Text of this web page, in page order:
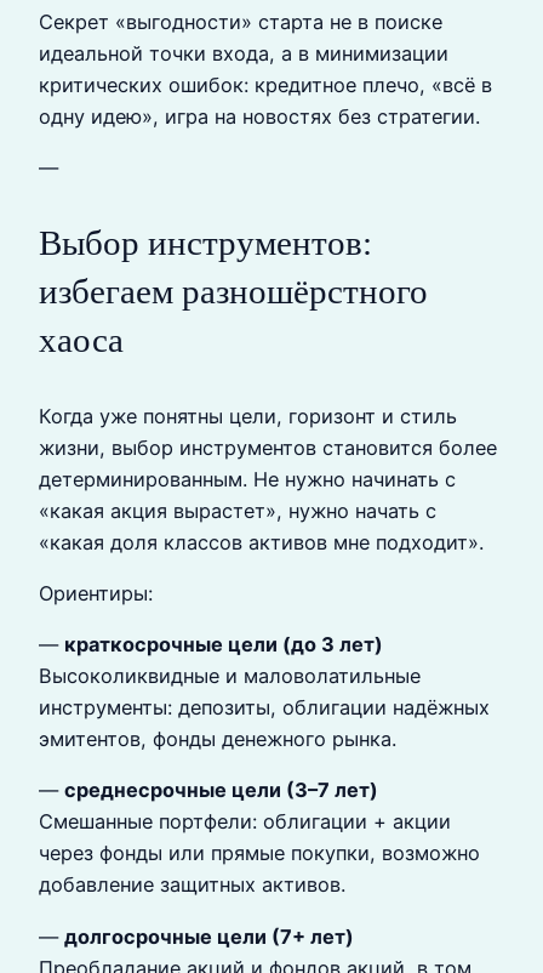
Секрет «выгодности» старта не в поиске
идеальной точки входа, а в минимизации
критических ошибок: кредитное плечо, «всё в
одну идею», игра на новостях без стратегии.
—
Выбор инструментов:
избегаем разношёрстного
хаоса
Когда уже понятны цели, горизонт и стиль
жизни, выбор инструментов становится более
детерминированным. Не нужно начинать с
«какая акция вырастет», нужно начать с
«какая доля классов активов мне подходит».
Ориентиры:
— краткосрочные цели (до 3 лет)
Высоколиквидные и маловолатильные
инструменты: депозиты, облигации надёжных
эмитентов, фонды денежного рынка.
— среднесрочные цели (3–7 лет)
Смешанные портфели: облигации + акции
через фонды или прямые покупки, возможно
добавление защитных активов.
— долгосрочные цели (7+ лет)
Преобладание акций и фондов акций, в том